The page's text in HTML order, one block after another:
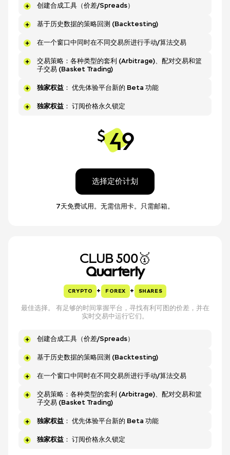
创建合成工具（价差/Spreads）
基于历史数据的策略回测 (Backtesting)
在一个窗口中同时在不同交易所进行手动/算法交易
交易策略：各种类型的套利 (Arbitrage)、配对交易和篮
子交易 (Basket Trading)
独家权益 ： 优先体验平台新的 Beta 功能
独家权益 ： 订阅价格永久锁定
$ 49
选择定价计划
7天免费试用。无需信用卡。只需邮箱。
CLUB 500🥇
Quarterly
CRYPTO + FOREX + SHARES
最佳选择。 有足够的时间掌握平台，寻找有利可图的价差，并在
实时交易中运行它们。
创建合成工具（价差/Spreads）
基于历史数据的策略回测 (Backtesting)
在一个窗口中同时在不同交易所进行手动/算法交易
交易策略：各种类型的套利 (Arbitrage)、配对交易和篮
子交易 (Basket Trading)
独家权益 ： 优先体验平台新的 Beta 功能
独家权益 ： 订阅价格永久锁定